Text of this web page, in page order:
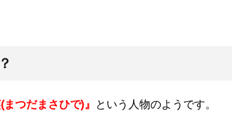
まつだまさひで)』 という人物のようです。